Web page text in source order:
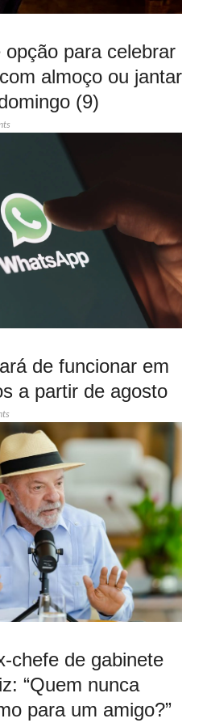
para celebrar
almoço ou jantar
(9)
de funcionar em
a partir de agosto
chefe de gabinete
“Quem nunca
para um amigo?”